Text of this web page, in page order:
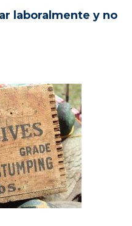
laboralmente y no